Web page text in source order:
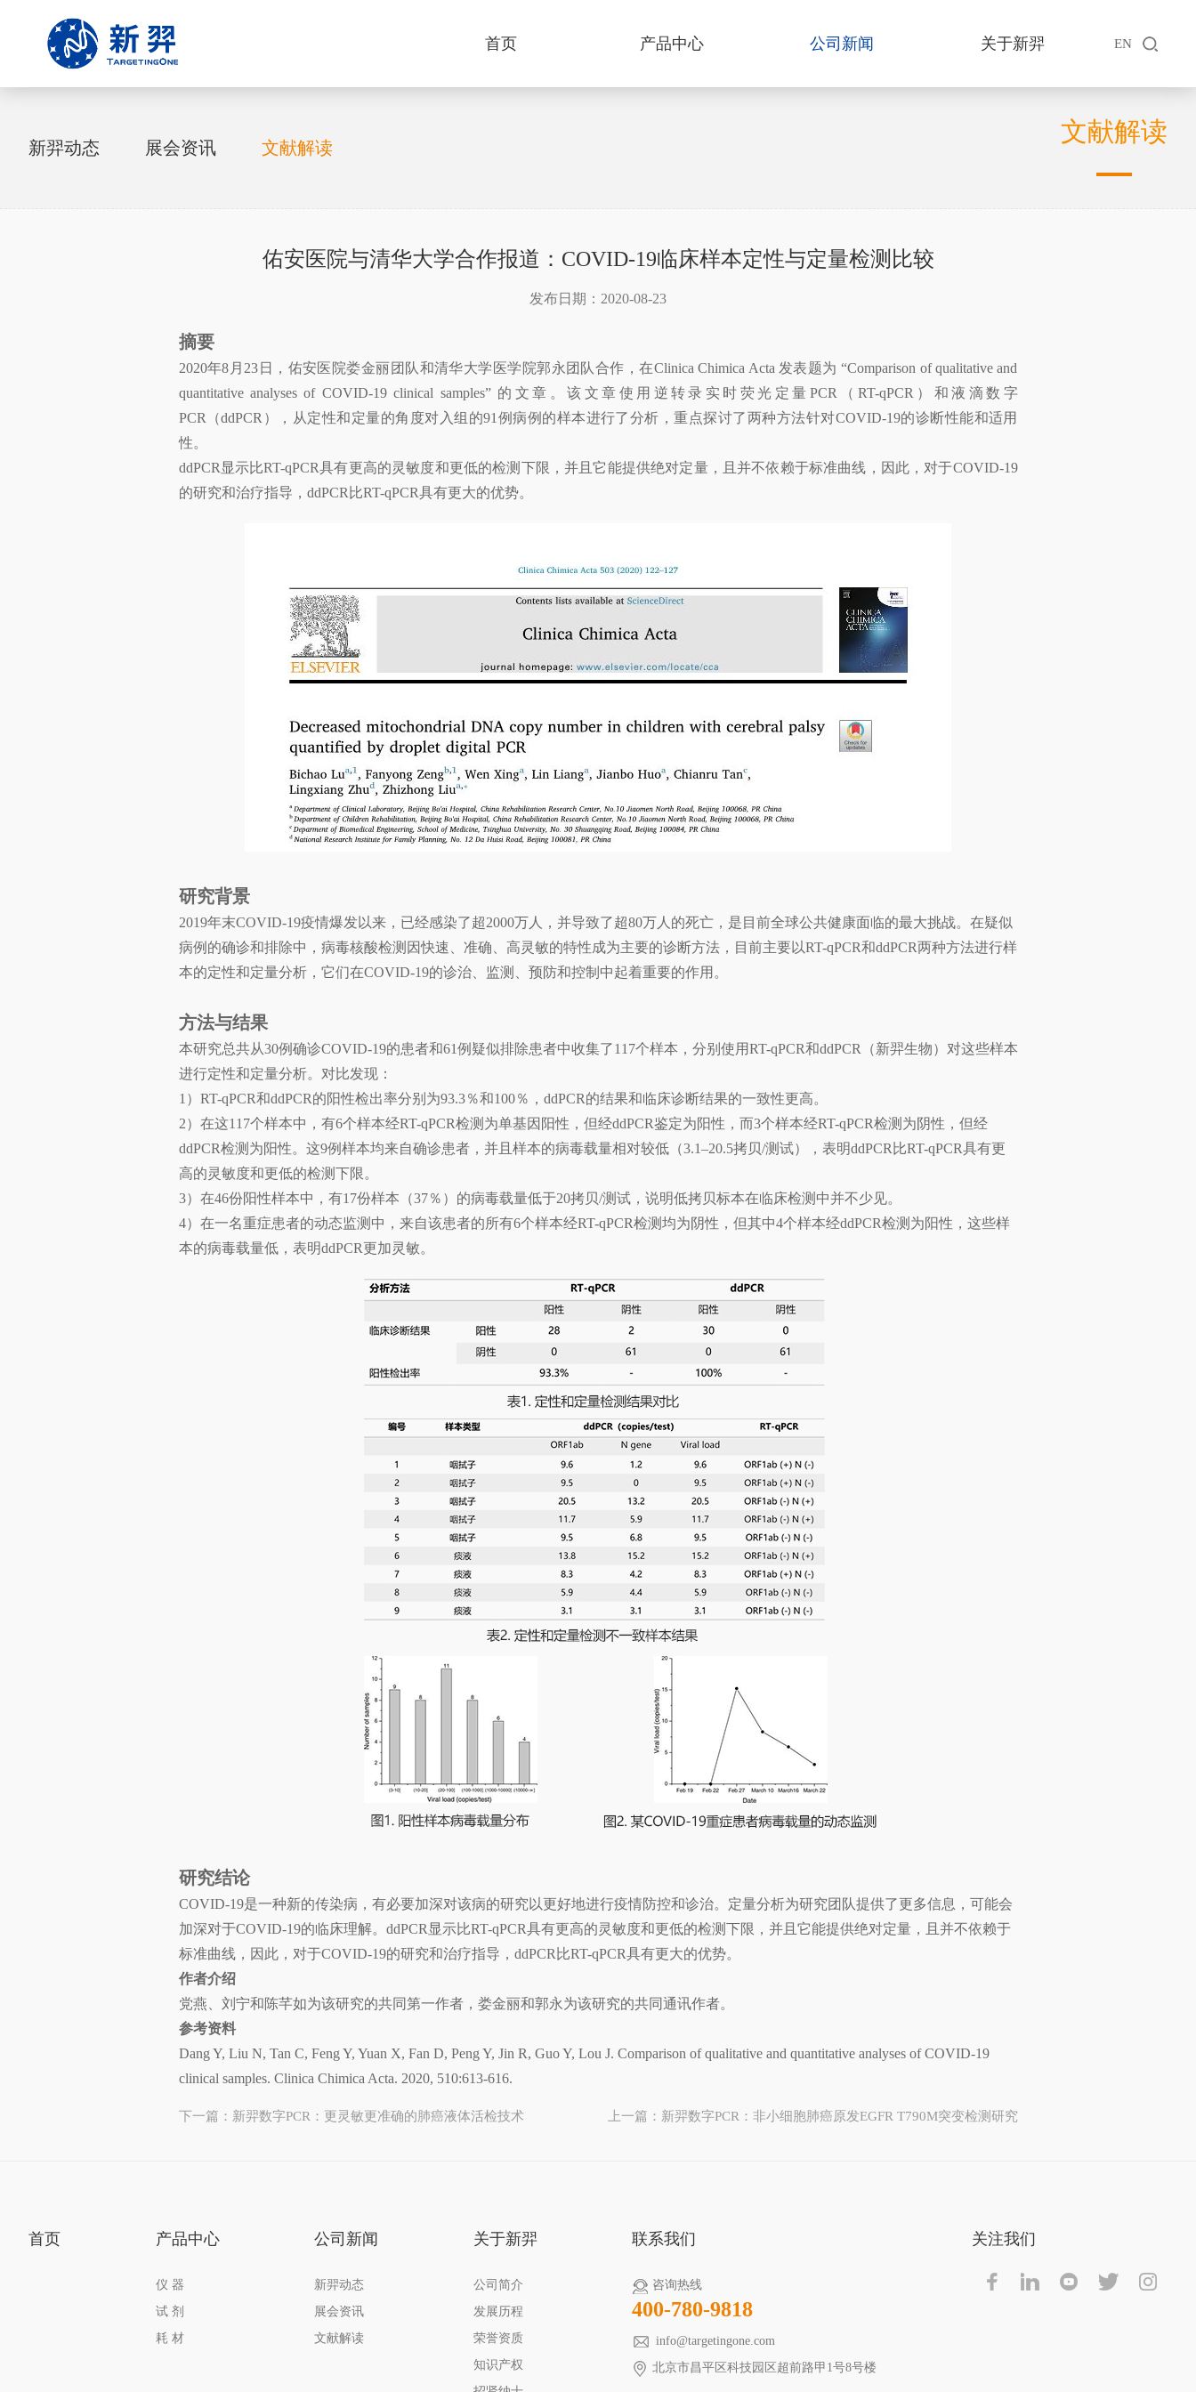
首页 产品中心 公司新闻 关于新羿 EN
文献解读
新羿动态 展会资讯 文献解读
佑安医院与清华大学合作报道：COVID-19临床样本定性与定量检测比较
发布日期：2020-08-23
摘要
2020年8月23日，佑安医院娄金丽团队和清华大学医学院郭永团队合作，在Clinica Chimica Acta 发表题为 “Comparison of qualitative and
quantitative analyses of COVID-19 clinical samples” 的文章。该文章使用逆转录实时荧光定量PCR（RT-qPCR）和液滴数字
PCR（ddPCR），从定性和定量的角度对入组的91例病例的样本进行了分析，重点探讨了两种方法针对COVID-19的诊断性能和适用
性。
ddPCR显示比RT-qPCR具有更高的灵敏度和更低的检测下限，并且它能提供绝对定量，且并不依赖于标准曲线，因此，对于COVID-19
的研究和治疗指导，ddPCR比RT-qPCR具有更大的优势。
研究背景
2019年末COVID-19疫情爆发以来，已经感染了超2000万人，并导致了超80万人的死亡，是目前全球公共健康面临的最大挑战。在疑似
病例的确诊和排除中，病毒核酸检测因快速、准确、高灵敏的特性成为主要的诊断方法，目前主要以RT-qPCR和ddPCR两种方法进行样
本的定性和定量分析，它们在COVID-19的诊治、监测、预防和控制中起着重要的作用。
方法与结果
本研究总共从30例确诊COVID-19的患者和61例疑似排除患者中收集了117个样本，分别使用RT-qPCR和ddPCR（新羿生物）对这些样本
进行定性和定量分析。对比发现：
1）RT-qPCR和ddPCR的阳性检出率分别为93.3％和100％，ddPCR的结果和临床诊断结果的一致性更高。
2）在这117个样本中，有6个样本经RT-qPCR检测为单基因阳性，但经ddPCR鉴定为阳性，而3个样本经RT-qPCR检测为阴性，但经
ddPCR检测为阳性。这9例样本均来自确诊患者，并且样本的病毒载量相对较低（3.1–20.5拷贝/测试），表明ddPCR比RT-qPCR具有更
高的灵敏度和更低的检测下限。
3）在46份阳性样本中，有17份样本（37％）的病毒载量低于20拷贝/测试，说明低拷贝标本在临床检测中并不少见。
4）在一名重症患者的动态监测中，来自该患者的所有6个样本经RT-qPCR检测均为阴性，但其中4个样本经ddPCR检测为阳性，这些样
本的病毒载量低，表明ddPCR更加灵敏。
研究结论
COVID-19是一种新的传染病，有必要加深对该病的研究以更好地进行疫情防控和诊治。定量分析为研究团队提供了更多信息，可能会
加深对于COVID-19的临床理解。ddPCR显示比RT-qPCR具有更高的灵敏度和更低的检测下限，并且它能提供绝对定量，且并不依赖于
标准曲线，因此，对于COVID-19的研究和治疗指导，ddPCR比RT-qPCR具有更大的优势。
作者介绍
党燕、刘宁和陈芊如为该研究的共同第一作者，娄金丽和郭永为该研究的共同通讯作者。
参考资料
Dang Y, Liu N, Tan C, Feng Y, Yuan X, Fan D, Peng Y, Jin R, Guo Y, Lou J. Comparison of qualitative and quantitative analyses of COVID-19
clinical samples. Clinica Chimica Acta. 2020, 510:613-616.
下一篇：新羿数字PCR：更灵敏更准确的肺癌液体活检技术 上一篇：新羿数字PCR：非小细胞肺癌原发EGFR T790M突变检测研究
首页 产品中心
仪 器
试 剂
耗 材
公司新闻
新羿动态
展会资讯
文献解读
关于新羿
公司简介
发展历程
荣誉资质
知识产权
联系我们
咨询热线
400-780-9818
info@targetingone.com
北京市昌平区科技园区超前路甲1号8号楼
关注我们